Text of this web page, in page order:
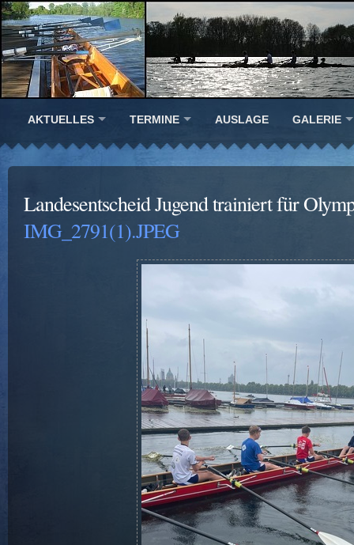
AKTUELLES TERMINE AUSLAGE GALERIE
Landesentscheid Jugend trainiert für
IMG_2791(1).JPEG